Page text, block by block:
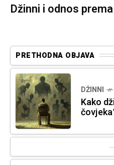
Džinni i odnos
PRETHODNA OBJAVA
DŽINNI
Kako